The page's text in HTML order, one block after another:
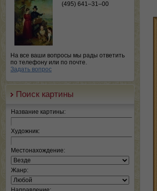
(495) 641–31–00
На все ваши вопросы мы рады ответить
по телефону или по почте.
Задать вопрос
Поиск картины
Название картины:
Художник:
Местонахождение:
Жанр: